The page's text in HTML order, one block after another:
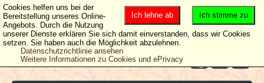
Ich stimme zu
Ich lehne ab
Cookies helfen uns bei der
Bereitstellung unseres Online-
Angebots. Durch die Nutzung
unserer Dienste erklären Sie sich damit einverstanden, dass wir Cookies
setzen. Sie haben auch die Möglichkeit abzulehnen.
Datenschutzrichtlinie ansehen
Weitere Informationen zu Cookies und ePrivacy